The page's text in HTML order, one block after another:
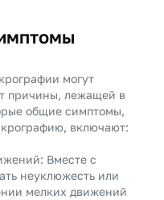
могут
причины, лежащей в
общие симптомы,
включают:
Вместе с
неуклюжесть или
мелких движений